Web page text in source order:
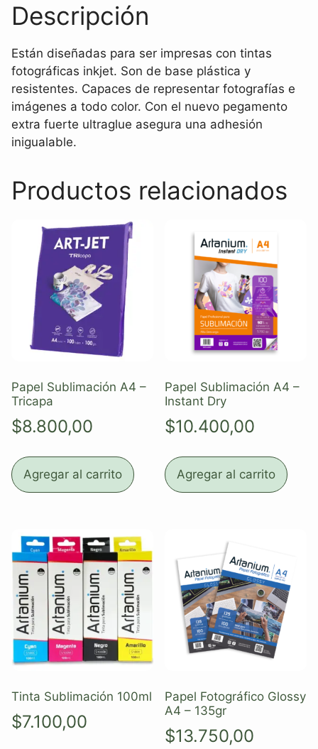
Descripción
Están diseñadas para ser impresas con tintas
fotográficas inkjet. Son de base plástica y
resistentes. Capaces de representar fotografías e
imágenes a todo color. Con el nuevo pegamento
extra fuerte ultraglue asegura una adhesión
inigualable.
Productos relacionados
Papel Sublimación A4 –
Tricapa
$8.800,00
Agregar al carrito
Papel Sublimación A4 –
Instant Dry
$10.400,00
Agregar al carrito
Tinta Sublimación 100ml
$7.100,00
Papel Fotográfico Glossy
A4 – 135gr
$13.750,00